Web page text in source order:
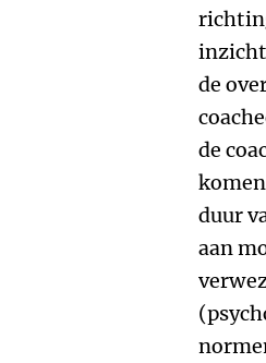
de
de
duur
aan